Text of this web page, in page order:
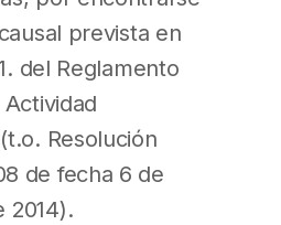
prevista en
del Reglamento
Resolución
de fecha 6 de
2014).